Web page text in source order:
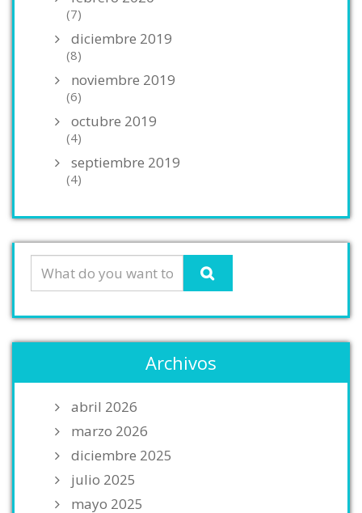
(7)
diciembre 2019
(8)
noviembre 2019
(6)
octubre 2019
(4)
septiembre 2019
(4)
Archivos
abril 2026
marzo 2026
diciembre 2025
julio 2025
mayo 2025